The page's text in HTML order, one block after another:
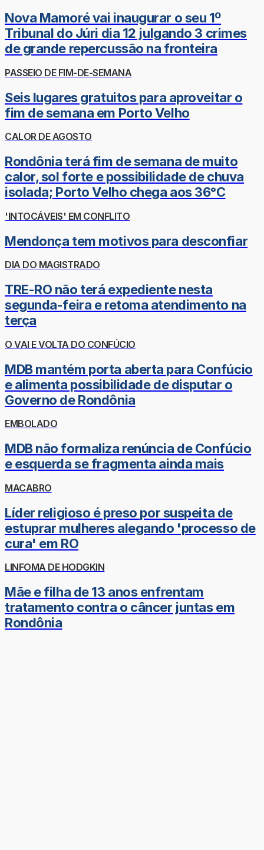
Nova Mamoré vai inaugurar o seu 1º
Tribunal do Júri dia 12 julgando 3 crimes
de grande repercussão na fronteira
PASSEIO DE FIM-DE-SEMANA
Seis lugares gratuitos para aproveitar o
fim de semana em Porto Velho
CALOR DE AGOSTO
Rondônia terá fim de semana de muito
calor, sol forte e possibilidade de chuva
isolada; Porto Velho chega aos 36°C
'INTOCÁVEIS' EM CONFLITO
Mendonça tem motivos para desconfiar
DIA DO MAGISTRADO
TRE-RO não terá expediente nesta
segunda-feira e retoma atendimento na
terça
O VAI E VOLTA DO CONFÚCIO
MDB mantém porta aberta para Confúcio
e alimenta possibilidade de disputar o
Governo de Rondônia
EMBOLADO
MDB não formaliza renúncia de Confúcio
e esquerda se fragmenta ainda mais
MACABRO
Líder religioso é preso por suspeita de
estuprar mulheres alegando 'processo de
cura' em RO
LINFOMA DE HODGKIN
Mãe e filha de 13 anos enfrentam
tratamento contra o câncer juntas em
Rondônia